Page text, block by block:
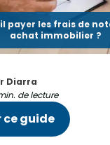
payer les frais de
achat immobilier ?
Diarra
de lecture
ce guide